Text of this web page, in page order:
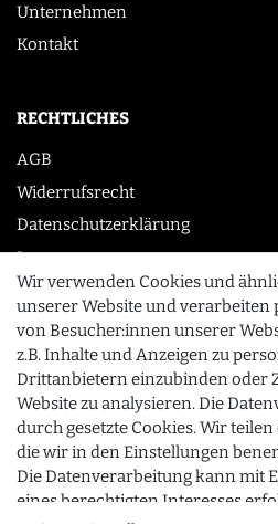
Unternehmen
Kontakt
RECHTLICHES
AGB
Widerrufsrecht
Datenschutzerklärung
Impressum
KONTAKT
0355 /28913232
info@gourmeo24.com
Gubener Straße 19, 03042
Wir verwenden Cookies und
unserer Website und verarbeiten
von Besucher:innen unserer
z.B. Inhalte und Anzeigen zu
Drittanbietern einzubinden oder
Website zu analysieren. Die
durch gesetzte Cookies. Wir
die wir in den Einstellungen
Die Datenverarbeitung kann mit
eines berechtigten Interesses